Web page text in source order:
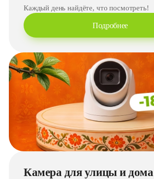
Каждый день найдёте, что посмотреть!
Подробнее
Камера для улицы и дома